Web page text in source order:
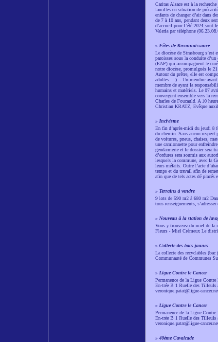
Caritas Alsace est à la
familles en situation de
enfants de changer d’air dans
de 7 à 10 ans, pendant deux
d’accueil pour l’été 2024 sont
Valeria par téléphone
» Fêtes de Reconnaissance
Le diocèse de Strasbourg s’est
paroisses sous la conduite
(EAP) qui accompagnent le
notre diocèse, promulgués le
Autour du prêtre, elle est
adultes….). - Un membre ayant
membre de ayant la
humains et matériels. Le 07
convergent ensemble vers la
Charles de Foucauld. A 10
Christian KRATZ, Evêque
» Incivisme
En fin d’après-midi du jeudi 8
du chemin. Sans aucun
de voitures, pneus, chaises,
une camionnette pour
gendarmerie et le dossier sera
d’ordures sera soumis aux
lesquels la commune, avec la
leurs méfaits. Outre l’acte
temps et du travail afin de
afin que de tels actes dé
» Terrains à vendre
9 lots de 590 m2 à 680 m2
tous renseignements,
» Nouveau à la station de
Vous y trouverez du miel de la
Fleurs - Miel Crémeux Le
» Collecte des bacs jaunes
La collecte des recyclables
Communauté de Communes
» Ligue Contre le Cancer
Permanence de la Ligue
En-trée B 1 Ruelle des Tilleuls
veronique.patat@ligue-
» Ligue Contre le Cancer
Permanence de la Ligue
En-trée B 1 Ruelle des Tilleuls
veronique.patat@ligue-
» 40ème Cavalcade